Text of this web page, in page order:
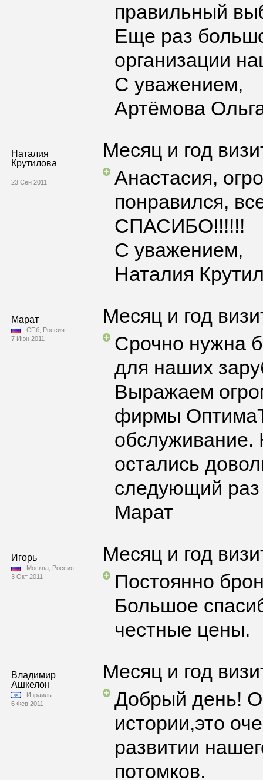
правильный
Еще раз
организации
С уважением,
Артёмова
Наталия
Крутилова
23 Сен 2011
Месяц и год
Анастасия,
понравился,
СПАСИБО!!!!!!
С уважением,
Наталия
Марат
СПб, Россия
7 Июн 2011
Месяц и год
Срочно нужна
для наших
Выражаем
фирмы
обслуживание.
остались
следующий
Марат
Игорь
Москва, Россия
3 Окт 2011
Месяц и год
Постоянно
Большое
честные цены.
Владимир
Ашкелон
Израиль
6 Фев 2011
Месяц и год
Добрый день!
истории,это
развитии
потомков.